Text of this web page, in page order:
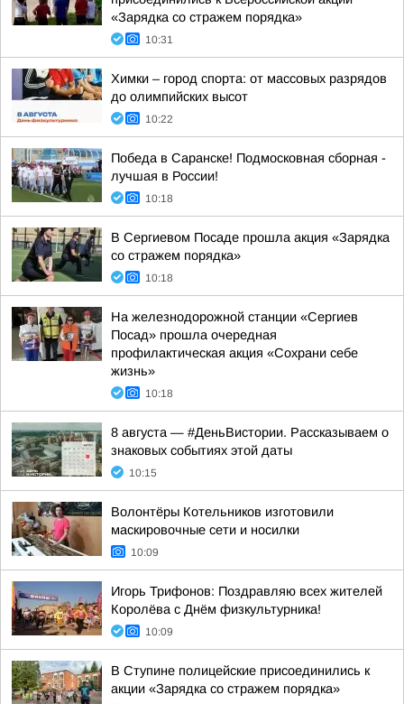
«Зарядка со стражем порядка»
10:31
Химки – город спорта: от массовых разрядов
до олимпийских высот
10:22
Победа в Саранске! Подмосковная сборная -
лучшая в России!
10:18
В Сергиевом Посаде прошла акция «Зарядка
со стражем порядка»
10:18
На железнодорожной станции «Сергиев
Посад» прошла очередная
профилактическая акция «Сохрани себе
жизнь»
10:18
8 августа — #ДеньВистории. Рассказываем о
знаковых событиях этой даты
10:15
Волонтёры Котельников изготовили
маскировочные сети и носилки
10:09
Игорь Трифонов: Поздравляю всех жителей
Королёва с Днём физкультурника!
10:09
В Ступине полицейские присоединились к
акции «Зарядка со стражем порядка»